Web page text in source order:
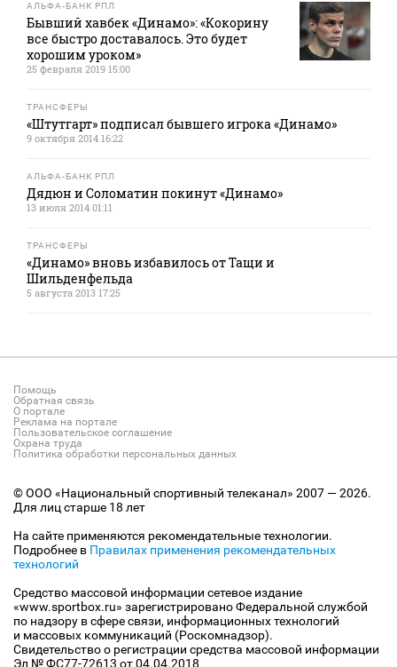
АЛЬФА-БАНК РПЛ
Бывший хавбек «Динамо»: «Кокорину
все быстро доставалось. Это будет
хорошим уроком»
25 февраля 2019 15:00
ТРАНСФЕРЫ
«Штутгарт» подписал бывшего игрока «Динамо»
9 октября 2014 16:22
АЛЬФА-БАНК РПЛ
Дядюн и Соломатин покинут «Динамо»
13 июля 2014 01:11
ТРАНСФЕРЫ
«Динамо» вновь избавилось от Тащи и
Шильденфельда
5 августа 2013 17:25
Помощь
Обратная связь
О портале
Реклама на портале
Пользовательское соглашение
Охрана труда
Политика обработки персональных данных
© ООО «Национальный спортивный телеканал» 2007 — 2026.
Для лиц старше 18 лет
На сайте применяются рекомендательные технологии.
Подробнее в Правилах применения рекомендательных
технологий
Средство массовой информации сетевое издание
«www.sportbox.ru» зарегистрировано Федеральной службой
по надзору в сфере связи, информационных технологий
и массовых коммуникаций (Роскомнадзор).
Свидетельство о регистрации средства массовой информации
Эл № ФС77-72613 от 04.04.2018